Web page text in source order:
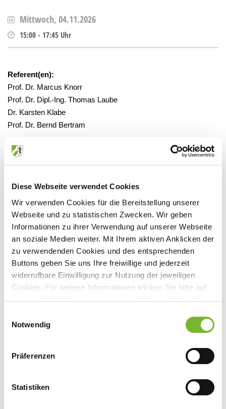
Diese Webseite verwendet Cookies
Wir verwenden Cookies für die Bereitstellung unserer
Webseite und zu statistischen Zwecken. Wir geben
Informationen zu ihrer Verwendung auf unserer Webseite
an soziale Medien weiter. Mit Ihrem aktiven Anklicken der
zu verwendenden Cookies und des entsprechenden
Buttons geben Sie uns Ihre freiwillige und jederzeit
widerrufbare Einwilligung zur Nutzung der jeweiligen
Cookies. Für weitere Informationen klicken Sie bitte auf
"Details anzeigen". Die Möglichkeit zur Änderung besteht
Datenschutzerklärung
Notwendig
Präferenzen
Statistiken
Mittwoch, 04.11.2026
15:00 - 17:45 Uhr
Referent(en):
Prof. Dr. Marcus Knorr
Prof. Dr. Dipl.-Ing. Thomas Laube
Dr. Karsten Klabe
Prof. Dr. Bernd Bertram
CME-Punkte:
Nein
gebührenfrei, Anmeldung erforderlich
Veranstaltungsort:
Fortbildung des IQN
Virtuelle Präsenz, 40474 Düsseldorf
Anbieter:
(IQN)